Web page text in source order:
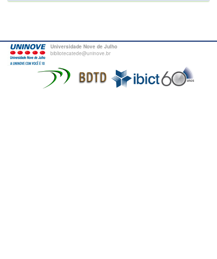
Universidade Nove de Julho
bibliotecatede@uninove.br